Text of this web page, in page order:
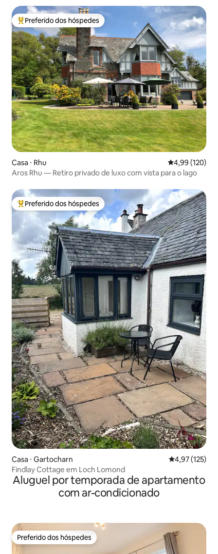
Entre os melhores preferidos dos hóspedes
Preferido dos hóspedes
Casa ⋅ Rhu 4,99 de uma
4,99 (120)
Aros Rhu — Retiro privado de luxo com vista para o lago
Entre os melhores preferidos dos hóspedes
Preferido dos hóspedes
Casa ⋅ Gartocharn 4,97 de uma
4,97 (125)
Findlay Cottage em Loch Lomond
Aluguel por temporada de apartamento
com ar-condicionado
Preferido dos hóspedes
Preferido dos hóspedes